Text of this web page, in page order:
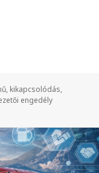
, kikapcsolódás,
engedély